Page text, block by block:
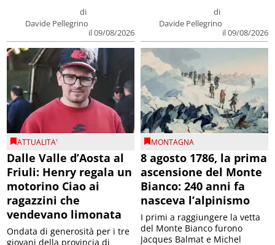
di
Davide Pellegrino
il 09/08/2026
di
Davide Pellegrino
il 09/08/2026
ATTUALITA'
Dalle Valle d’Aosta al
Friuli: Henry regala un
motorino Ciao ai
ragazzini che
vendevano limonata
Ondata di generosità per i tre
giovani della provincia di
MONTAGNA
8 agosto 1786, la prima
ascensione del Monte
Bianco: 240 anni fa
nasceva l’alpinismo
I primi a raggiungere la vetta
del Monte Bianco furono
Jacques Balmat e Michel